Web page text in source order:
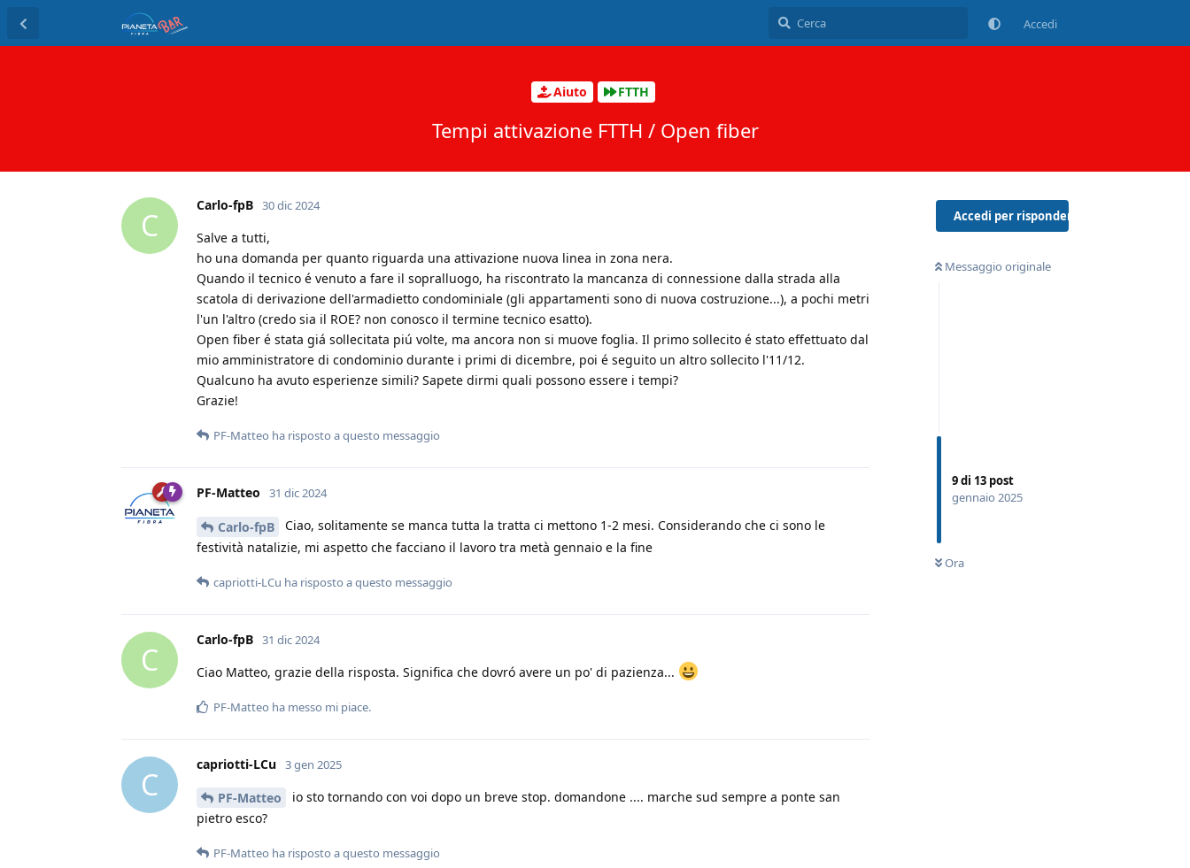
Accedi
Aiuto FTTH
Tempi attivazione FTTH / Open fiber
Accedi per rispondere
Messaggio originale
9di 13 post
gennaio 2025
Ora
C
Carlo-fpB 30 dic 2024
Salve a tutti,
ho una domanda per quanto riguarda una attivazione nuova linea in zona nera.
Quando il tecnico é venuto a fare il sopralluogo, ha riscontrato la mancanza di connessione dalla strada alla
scatola di derivazione dell'armadietto condominiale (gli appartamenti sono di nuova costruzione...), a pochi metri
l'un l'altro (credo sia il ROE? non conosco il termine tecnico esatto).
Open fiber é stata giá sollecitata piú volte, ma ancora non si muove foglia. Il primo sollecito é stato effettuato dal
mio amministratore di condominio durante i primi di dicembre, poi é seguito un altro sollecito l'11/12.
Qualcuno ha avuto esperienze simili? Sapete dirmi quali possono essere i tempi?
Grazie!
PF-Matteo ha risposto a questo messaggio
PF-Matteo 31 dic 2024
Carlo-fpB
Ciao, solitamente se manca tutta la tratta ci mettono 1-2 mesi. Considerando che ci sono le
festività natalizie, mi aspetto che facciano il lavoro tra metà gennaio e la fine
capriotti-LCu ha risposto a questo messaggio
C
Carlo-fpB 31 dic 2024
Ciao Matteo, grazie della risposta. Significa che dovró avere un po' di pazienza...
PF-Matteo ha messo mi piace.
C
capriotti-LCu 3 gen 2025
PF-Matteo
io sto tornando con voi dopo un breve stop. domandone .... marche sud sempre a ponte san
pietro esco?
PF-Matteo ha risposto a questo messaggio